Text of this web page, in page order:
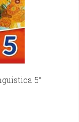
5°